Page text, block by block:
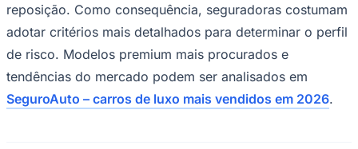
reposição. Como consequência, seguradoras costumam
adotar critérios mais detalhados para determinar o perfil
de risco. Modelos premium mais procurados e
tendências do mercado podem ser analisados em
SeguroAuto – carros de luxo mais vendidos em 2026.